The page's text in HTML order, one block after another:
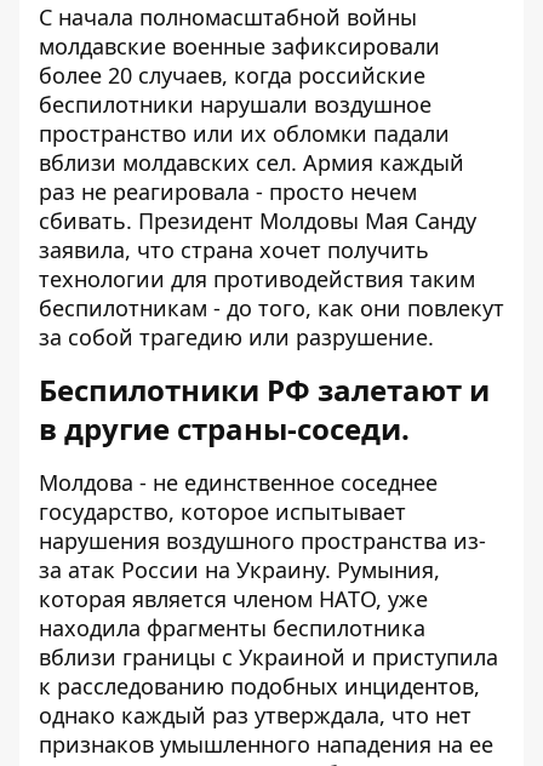
С начала полномасштабной войны
молдавские военные зафиксировали
более 20 случаев, когда российские
беспилотники нарушали воздушное
пространство или их обломки падали
вблизи молдавских сел. Армия каждый
раз не реагировала - просто нечем
сбивать. Президент Молдовы Мая Санду
заявила, что страна хочет получить
технологии для противодействия таким
беспилотникам - до того, как они повлекут
за собой трагедию или разрушение.
Беспилотники РФ залетают и
в другие страны-соседи.
Молдова - не единственное соседнее
государство, которое испытывает
нарушения воздушного пространства из-
за атак России на Украину. Румыния,
которая является членом НАТО, уже
находила фрагменты беспилотника
вблизи границы с Украиной и приступила
к расследованию подобных инцидентов,
однако каждый раз утверждала, что нет
признаков умышленного нападения на ее